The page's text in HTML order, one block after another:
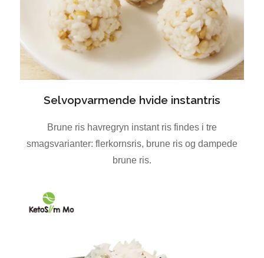
Selvopvarmende hvide instantris
Brune ris havregryn instant ris findes i tre
smagsvarianter: flerkornsris, brune ris og dampede
brune ris.